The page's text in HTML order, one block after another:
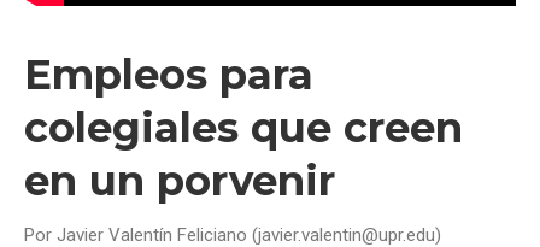
Empleos para
colegiales que creen
en un porvenir
Por Javier Valentín Feliciano (javier.valentin@upr.edu)